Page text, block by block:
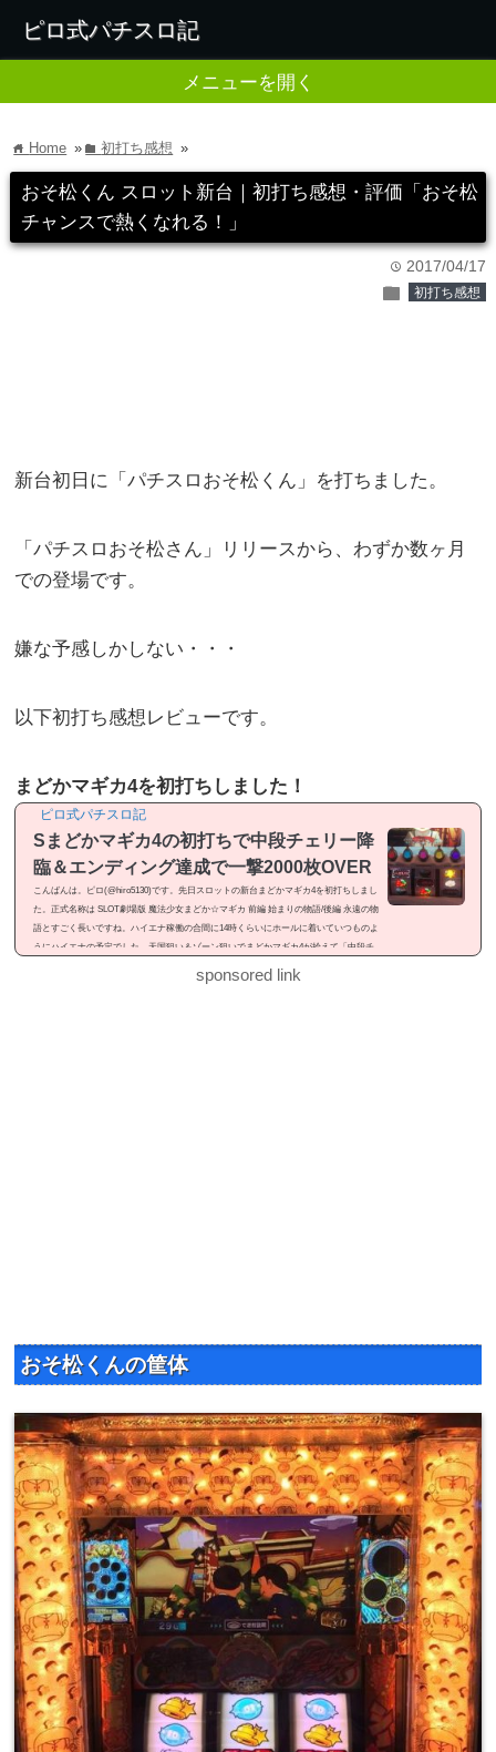
ピロ式パチスロ記
メニューを開く
home Home » folder初打ち感想 »
おそ松くん スロット新台｜初打ち感想・評価「おそ松
チャンスで熱くなれる！」
time 2017/04/17
folder 初打ち感想
新台初日に「パチスロおそ松くん」を打ちました。
「パチスロおそ松さん」リリースから、わずか数ヶ月
での登場です。
嫌な予感しかしない・・・
以下初打ち感想レビューです。
まどかマギカ4を初打ちしました！
ピロ式パチスロ記
Sまどかマギカ4の初打ちで中段チェリー降
臨＆エンディング達成で一撃2000枚OVER
こんばんは。ピロ(@hiro5130)です。先日スロットの新台まどかマギカ4を初打ちしまし
た。正式名称は SLOT劇場版 魔法少女まどか☆マギカ 前編 始まりの物語/後編 永遠の物
語とすごく長いですね。ハイエナ稼働の合間に14時くらいにホールに着いていつものよ
うにハイエナの予定でした。天国狙い＆ゾーン狙いでまどかマギカ4が拾えて「中段チ
よりは「ドヤ記事」という感じのメシマズ記事ですが良かったら御覧ください。まどか
sponsored link
おそ松くんの筐体